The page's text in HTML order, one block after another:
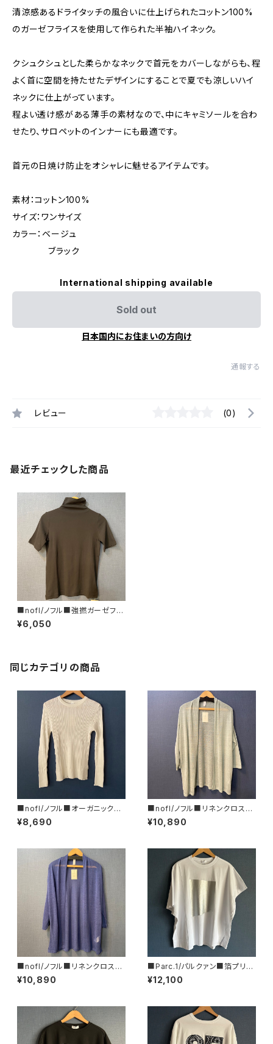
清涼感あるドライタッチの風合いに仕上げられたコットン100%
のガーゼフライスを使用して作られた半袖ハイネック。
クシュクシュとした柔らかなネックで首元をカバーしながらも、程
よく首に空間を持たせたデザインにすることで夏でも涼しいハイ
ネックに仕上がっています。
程よい透け感がある薄手の素材なので、中にキャミソールを合わ
せたり、サロペットのインナーにも最適です。
首元の日焼け防止をオシャレに魅せるアイテムです。
素材：コットン100%
サイズ：ワンサイズ
カラー：ベージュ
ブラック
International shipping available
Sold out
日本国内にお住まいの方向け
通報する
レビュー (0)
最近チェックした商品
■nofl/ノフル■強撚ガーゼフラ
イス・ハイネックプルオーバー■
首元の日焼け防止をオシャレに
¥6,050
同じカテゴリの商品
■nofl/ノフル■オーガニックコ
ットン・ランダムリブクルーネック
プルオーバー■使えるマストバ
¥8,690
■nofl/ノフル■リネンクロス・
ショートカーディガン■ライトグ
リーン
¥10,890
■nofl/ノフル■リネンクロス・
ショートカーディガン■ブルー
¥10,890
■Parc.1/パルクァン■箔プリン
トカットソー■108-076120
¥12,100